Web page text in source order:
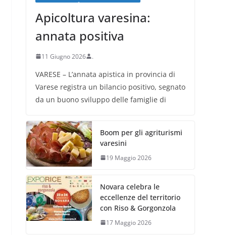
Apicoltura varesina:
annata positiva
11 Giugno 2026 .
VARESE – L’annata apistica in provincia di
Varese registra un bilancio positivo, segnato
da un buono sviluppo delle famiglie di
Boom per gli agriturismi
varesini
19 Maggio 2026
Novara celebra le
eccellenze del territorio
con Riso & Gorgonzola
17 Maggio 2026